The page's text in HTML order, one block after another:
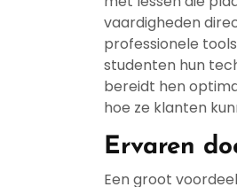
vaardigheden
professionele
studenten hun
bereidt hen
hoe ze klanten
Ervaren
Een groot